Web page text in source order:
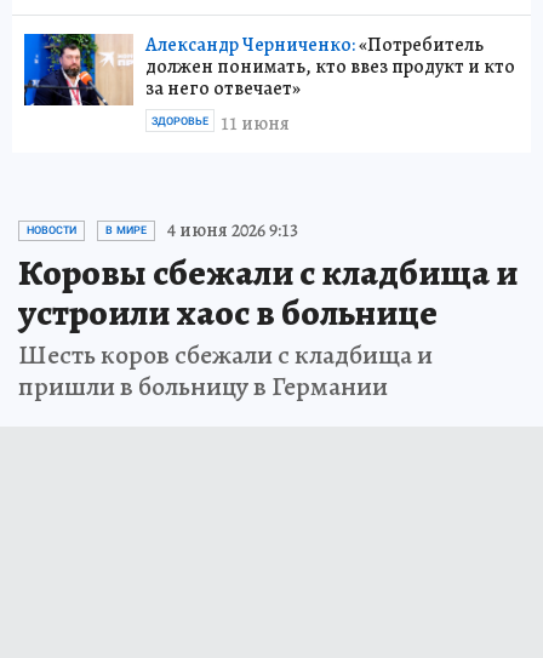
Александр Черниченко:«Потребитель
должен понимать, кто ввез продукт и кто
за него отвечает»
11 июня
ЗДОРОВЬЕ
НОВОСТИ В МИРЕ 4 июня 2026 9:13
Коровы сбежали с кладбища и
устроили хаос в больнице
Шесть коров сбежали с кладбища и
пришли в больницу в Германии